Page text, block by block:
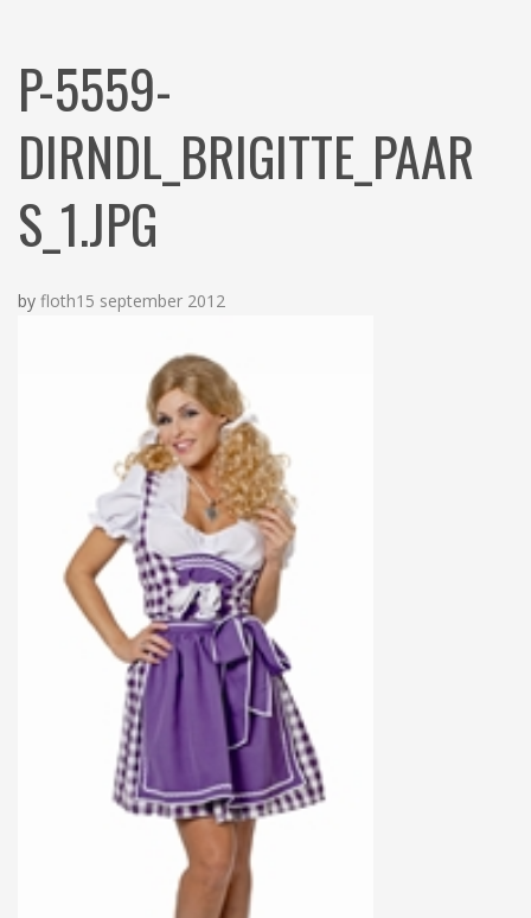
P-5559-
DIRNDL_BRIGITTE_PAAR
S_1.JPG
by floth15 september 2012